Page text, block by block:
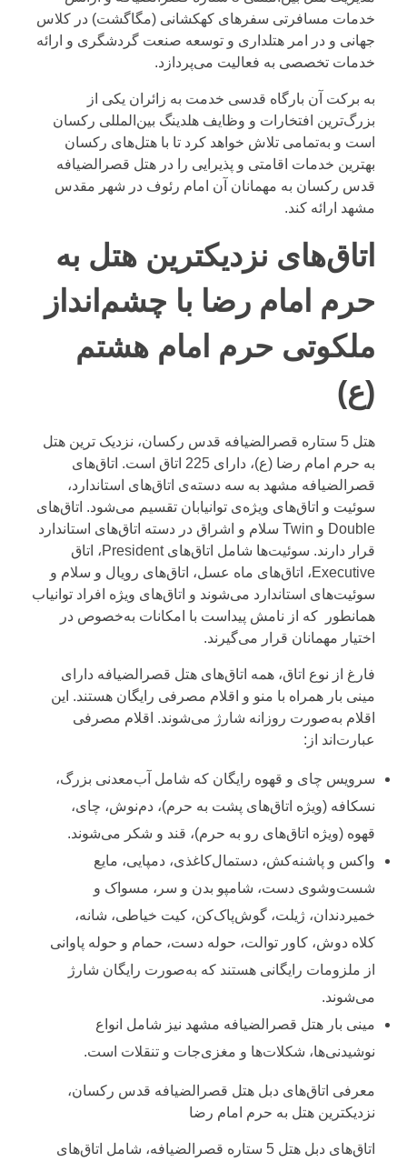
خدمات مسافرتی سفرهای کهکشانی (مگاگشت) در کلاس
جهانی و در امر هتلداری و توسعه صنعت گردشگری و ارائه
خدمات تخصصی به فعالیت می‌پردازد.
به برکت آن بارگاه قدسی خدمت به زائران یکی از
بزرگ‌ترین افتخارات و وظایف هلدینگ بین‌المللی رکسان
است و به‌تمامی تلاش خواهد کرد تا با هتل‌های رکسان
بهترین خدمات اقامتی و پذیرایی را در هتل قصرالضیافه
قدس رکسان به مهمانان آن امام رئوف در شهر مقدس
مشهد ارائه کند.
اتاق‌های نزدیکترین هتل به
حرم امام رضا با چشم‌انداز
ملکوتی حرم امام هشتم
(ع)
هتل 5 ستاره قصرالضیافه قدس رکسان، نزدیک ترین هتل
به حرم امام رضا (ع)، دارای 225 اتاق است.
اتاق‌های
قصرالضیافه مشهد به سه دسته‌ی اتاق‌های استاندارد،
سوئیت و اتاق‌های ویژه‌ی توانیابان تقسیم می‌شود. اتاق‌های
Double و Twin سلام و اشراق در دسته اتاق‌های استاندارد
قرار دارند. سوئیت‌ها شامل اتاق‌های President، اتاق
Executive، اتاق‌های ماه عسل، اتاق‌های رویال و سلام و
سوئیت‌های استاندارد می‌شوند و اتاق‌های ویژه افراد توانیاب
همانطور که از نامش پیداست با امکانات به‌خصوص در
اختیار مهمانان قرار می‌گیرند.
فارغ از نوع اتاق، همه اتاق‌های هتل قصرالضیافه دارای
مینی بار همراه با منو و اقلام مصرفی رایگان هستند. این
اقلام به‌صورت روزانه شارژ می‌شوند. اقلام مصرفی
عبارت‌اند از:
سرویس چای و قهوه رایگان که شامل آب‌معدنی بزرگ،
نسکافه (ویژه اتاق‌های پشت به حرم)، دم‌نوش، چای،
قهوه (ویژه اتاق‌های رو به حرم)، قند و شکر می‌شوند.
واکس و پاشنه‌کش، دستمال‌کاغذی، دمپایی، مایع
شست‌وشوی دست، شامپو بدن و سر، مسواک و
خمیردندان، ژیلت، گوش‌پاک‌کن، کیت خیاطی، شانه،
کلاه دوش، کاور توالت، حوله دست، حمام و حوله پاوانی
از ملزومات رایگانی هستند که به‌صورت رایگان شارژ
می‌شوند.
مینی بار هتل قصرالضیافه مشهد نیز شامل انواع
نوشیدنی‌ها، شکلات‌ها و مغزی‌جات و تنقلات است.
معرفی اتاق‌های دبل هتل قصرالضیافه قدس رکسان،
نزدیکترین هتل به حرم امام رضا
اتاق‌های دبل هتل 5 ستاره قصرالضیافه، شامل اتاق‌های